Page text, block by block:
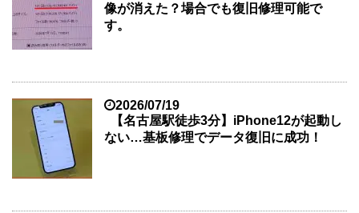
像が消えた？場合でも復旧修理可能で
す。
2026/07/19
【名古屋駅徒歩3分】iPhone12が起動し
ない…基板修理でデータ復旧に成功！